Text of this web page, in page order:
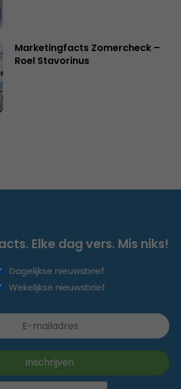
Marketingfacts Zomercheck –
Roel Stavorinus
Elke dag vers. Mis niks!
Dagelijkse nieuwsbrief
Wekelijkse nieuwsbrief